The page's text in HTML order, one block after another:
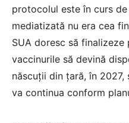
protocolul este în curs
mediatizată nu era cea
SUA doresc să finalizeze
vaccinurile să devină
născuții din țară, în 2027,
va continua conform